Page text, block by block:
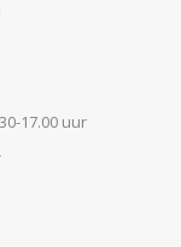
17.00 uur